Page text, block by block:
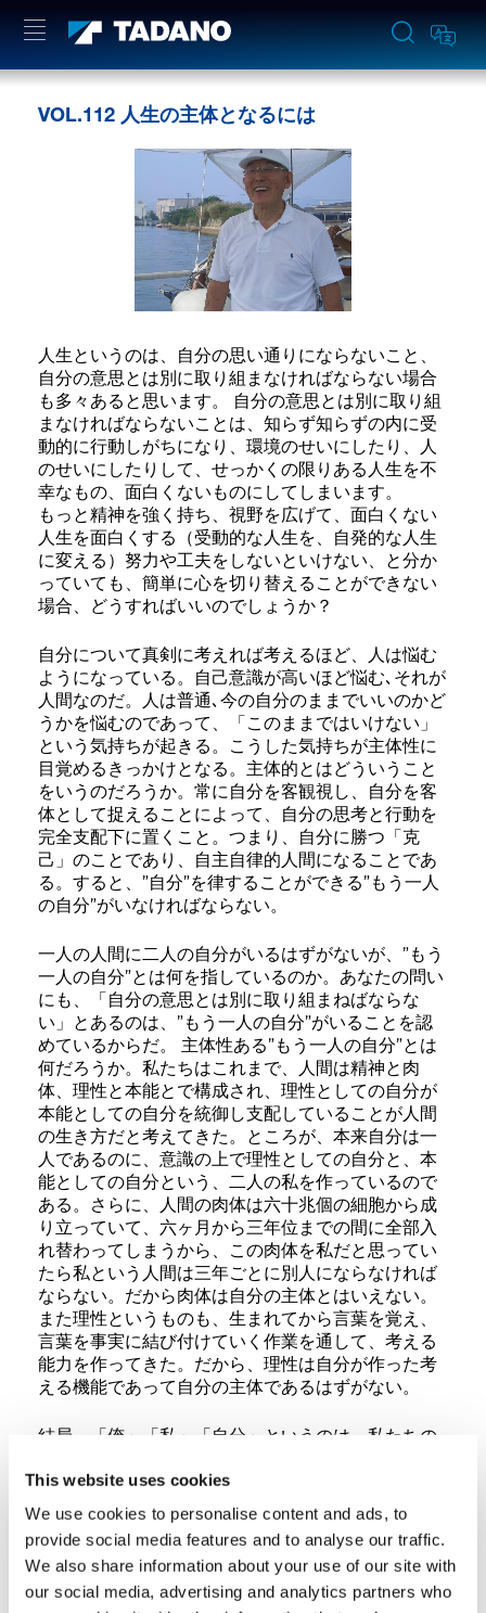
This website uses cookies
We use cookies to personalise content and ads, to
provide social media features and to analyse our traffic.
We also share information about your use of our site with
our social media, advertising and analytics partners who
VOL.112 人生の主体となるには
人生というのは、自分の思い通りにならないこと、
自分の意思とは別に取り組まなければならない場合
も多々あると思います。 自分の意思とは別に取り組
まなければならないことは、知らず知らずの内に受
動的に行動しがちになり、環境のせいにしたり、人
のせいにしたりして、せっかくの限りある人生を不
幸なもの、面白くないものにしてしまいます。
もっと精神を強く持ち、視野を広げて、面白くない
人生を面白くする（受動的な人生を、自発的な人生
に変える）努力や工夫をしないといけない、と分か
っていても、簡単に心を切り替えることができない
場合、どうすればいいのでしょうか？
自分について真剣に考えれば考えるほど、人は悩む
ようになっている。自己意識が高いほど悩む､それが
人間なのだ。人は普通､今の自分のままでいいのかど
うかを悩むのであって、「このままではいけない」
という気持ちが起きる。こうした気持ちが主体性に
目覚めるきっかけとなる。主体的とはどういうこと
をいうのだろうか。常に自分を客観視し、自分を客
体として捉えることによって、自分の思考と行動を
完全支配下に置くこと。つまり、自分に勝つ「克
己」のことであり、自主自律的人間になることであ
る。すると、”自分”を律することができる”もう一人
の自分”がいなければならない。
一人の人間に二人の自分がいるはずがないが、”もう
一人の自分”とは何を指しているのか。あなたの問い
にも、「自分の意思とは別に取り組まねばならな
い」とあるのは、”もう一人の自分”がいることを認
めているからだ。 主体性ある”もう一人の自分”とは
何だろうか。私たちはこれまで、人間は精神と肉
体、理性と本能とで構成され、理性としての自分が
本能としての自分を統御し支配していることが人間
の生き方だと考えてきた。ところが、本来自分は一
人であるのに、意識の上で理性としての自分と、本
能としての自分という、二人の私を作っているので
ある。さらに、人間の肉体は六十兆個の細胞から成
り立っていて、六ヶ月から三年位までの間に全部入
れ替わってしまうから、この肉体を私だと思ってい
たら私という人間は三年ごとに別人にならなければ
ならない。だから肉体は自分の主体とはいえない。
また理性というものも、生まれてから言葉を覚え、
言葉を事実に結び付けていく作業を通して、考える
能力を作ってきた。だから、理性は自分が作った考
える機能であって自分の主体であるはずがない。
結局、「俺」「私」「自分」というのは、私たちの
り、”ほんとうの自分”だということになる。この六
十兆の細胞を一個の命として結合し、纏め上げてい
る力は感性の統合力である。だから、人間の命は、
理性と感性と肉体が一つの有機体として結び合って
いる、その核になるものが感性である。したがって
感性こそが人間の本質であり、主体である”ホントウ